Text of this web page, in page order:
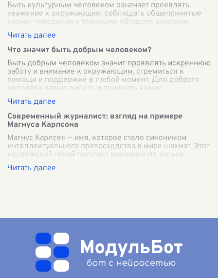
Быть культурным человеком означает проявлять
уважение к окружающим, соблюдать общепринятые
нормы поведения и традиции, обладать широким
кругозором, быть тактичным и внимательным в
Что значит быть добрым человеком?
Быть добрым человеком значит проявлять искреннюю
заботу и внимание к окружающим, стремиться к
помощи и поддержке в любой момент. Для доброго
человека важно видеть и понимать чужие
Современный журналист: взгляд на примере
Магнуса Карлсона
Магнус Карлсен — имя, которое стало синонимом
интеллектуального превосходства в мире шахмат. Этот
норвежский гений получил внимание не только
благодаря своим выдающимся способностя